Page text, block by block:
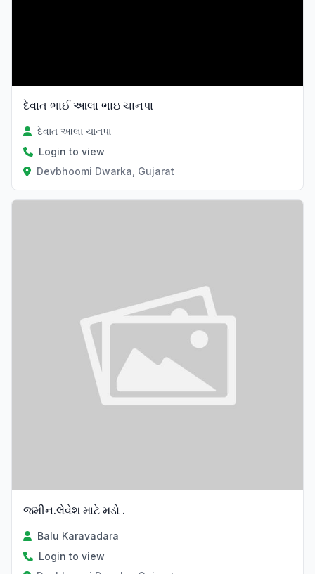
દેવાત ભાઈ આલા ભાઇ ચાનપા
દેવાત આલા ચાનપા
Login to view
Devbhoomi Dwarka, Gujarat
જમીન.લેવેશ માટે મડો .
Balu Karavadara
Login to view